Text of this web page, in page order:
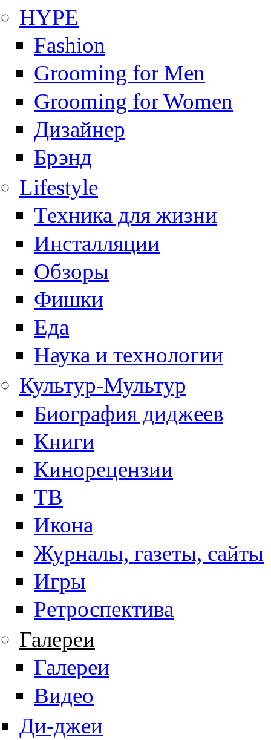
HYPE
Fashion
Grooming for Men
Grooming for Women
Дизайнер
Брэнд
Lifestyle
Техника для жизни
Инсталляции
Обзоры
Фишки
Еда
Наука и технологии
Культур-Мультур
Биография диджеев
Книги
Кинорецензии
ТВ
Икона
Журналы, газеты, сайты
Игры
Ретроспектива
Галереи
Галереи
Видео
Ди-джеи